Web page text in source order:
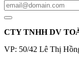
CTY TNHH DV
VP: 50/42 Lê Thị